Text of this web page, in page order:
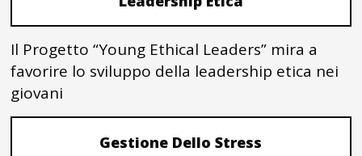
Il Progetto “Young Ethical Leaders” mira a
favorire lo sviluppo della leadership etica nei
giovani
Gestione Dello Stress